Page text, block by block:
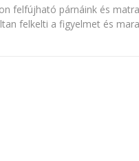
felfújható párnáink és
felkelti a figyelmet és